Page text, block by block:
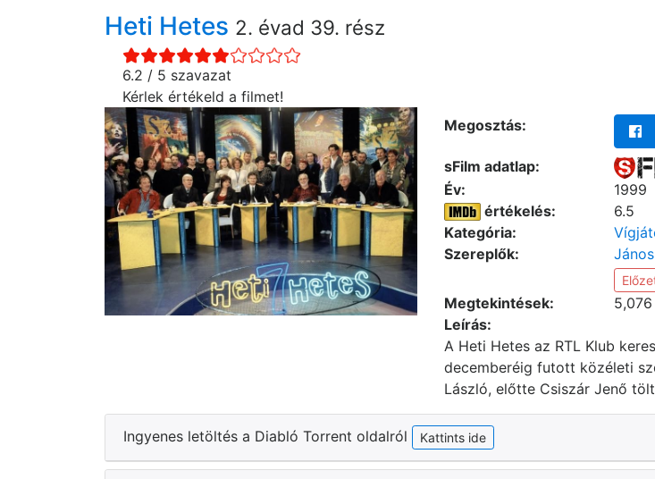
Heti Hetes 2. évad 39. rész
6.2 / 5 szavazat
Kérlek értékeld a filmet!
Megosztás:
sFilm adatlap:
Év:
1999
értékelés:
6.5
Kategória:
Szereplők:
Megtekintések:
5,076
Leírás:
A Heti Hetes az RTL Klub
decemberéig futott közéleti
László, előtte Csiszár Jenő
Ingyenes letöltés a Diabló Torrent oldalról Kattints ide